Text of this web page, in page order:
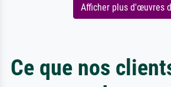
Afficher plus d'œuvres
Ce que nos